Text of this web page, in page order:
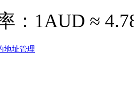
：1AUD ≈
地址管理